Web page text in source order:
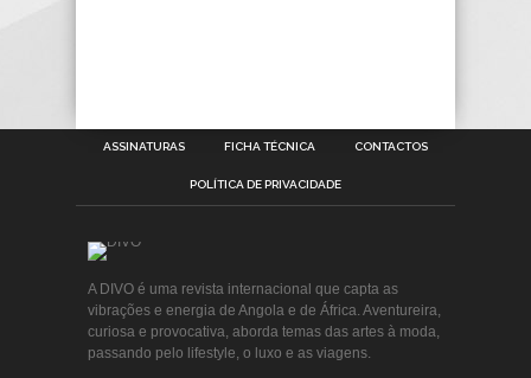
ASSINATURAS FICHA TÉCNICA CONTACTOS
POLÍTICA DE PRIVACIDADE
A DIVO é uma revista internacional que capta as
vibrações e energia de Angola e de África. Aventureira,
curiosa e provocativa, aborda temas das artes à moda,
passando pelo lifestyle, o luxo e as viagens.